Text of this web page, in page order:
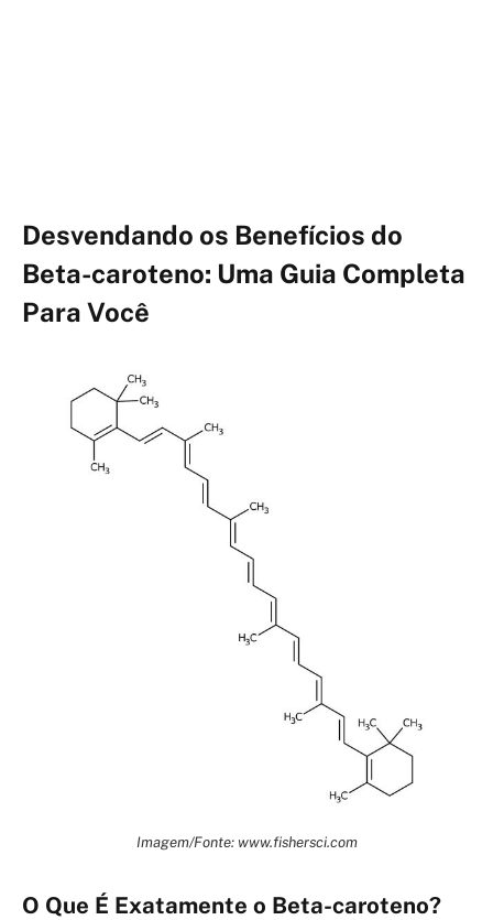
Desvendando os Benefícios do
Beta-caroteno: Uma Guia Completa
Para Você
Imagem/Fonte: www.fishersci.com
O Que É Exatamente o Beta-caroteno?